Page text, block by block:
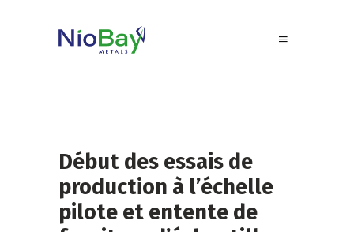
Début des essais de
production à l’échelle
pilote et entente de